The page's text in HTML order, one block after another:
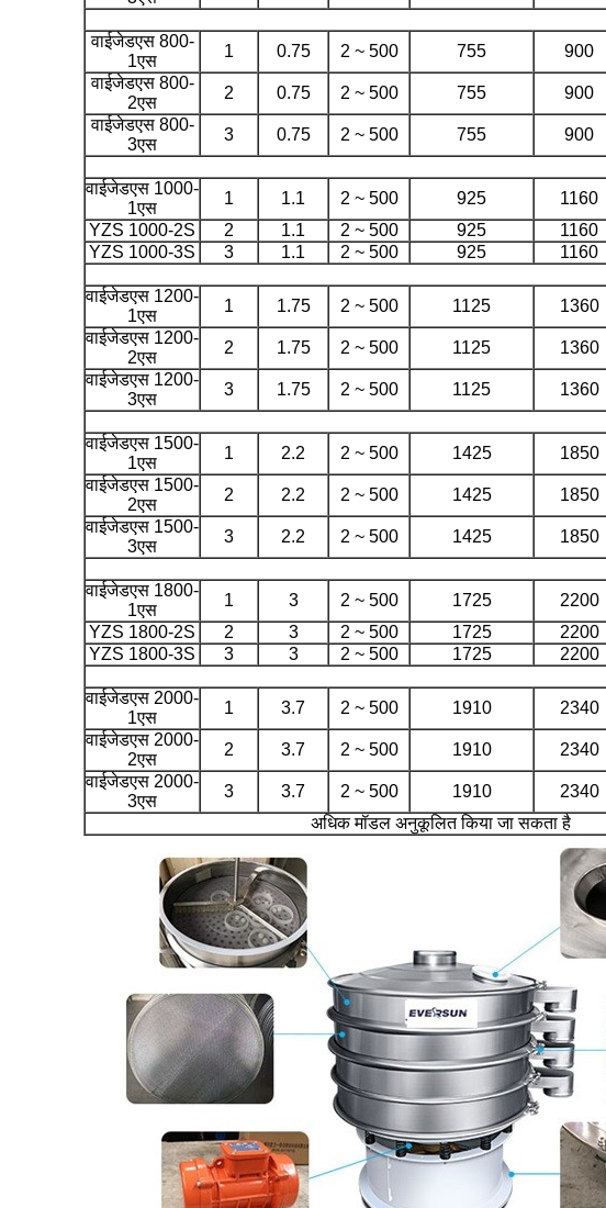
वाईजेडएस 800-
1एस
1 0.75 2 ~ 500 755 900
वाईजेडएस 800-
2एस
2 0.75 2 ~ 500 755 900
वाईजेडएस 800-
3एस
3 0.75 2 ~ 500 755 900
वाईजेडएस 1000-
1एस
1 1.1 2 ~ 500 925 1160
YZS 1000-2S
2 1.1 2 ~ 500 925 1160
YZS 1000-3S
3 1.1 2 ~ 500 925 1160
वाईजेडएस 1200-
1एस
1 1.75 2 ~ 500 1125 1360
वाईजेडएस 1200-
2एस
2 1.75 2 ~ 500 1125 1360
वाईजेडएस 1200-
3एस
3 1.75 2 ~ 500 1125 1360
वाईजेडएस 1500-
1एस
1 2.2 2 ~ 500 1425 1850
वाईजेडएस 1500-
2एस
2 2.2 2 ~ 500 1425 1850
वाईजेडएस 1500-
3एस
3 2.2 2 ~ 500 1425 1850
वाईजेडएस 1800-
1एस
1 3 2 ~ 500 1725 2200
YZS 1800-2S
2 3 2 ~ 500 1725 2200
YZS 1800-3S
3 3 2 ~ 500 1725 2200
वाईजेडएस 2000-
1एस
1 3.7 2 ~ 500 1910 2340
वाईजेडएस 2000-
2एस
2 3.7 2 ~ 500 1910 2340
वाईजेडएस 2000-
3एस
3 3.7 2 ~ 500 1910 2340
अधिक मॉडल अनुकूलित किया जा सकता है